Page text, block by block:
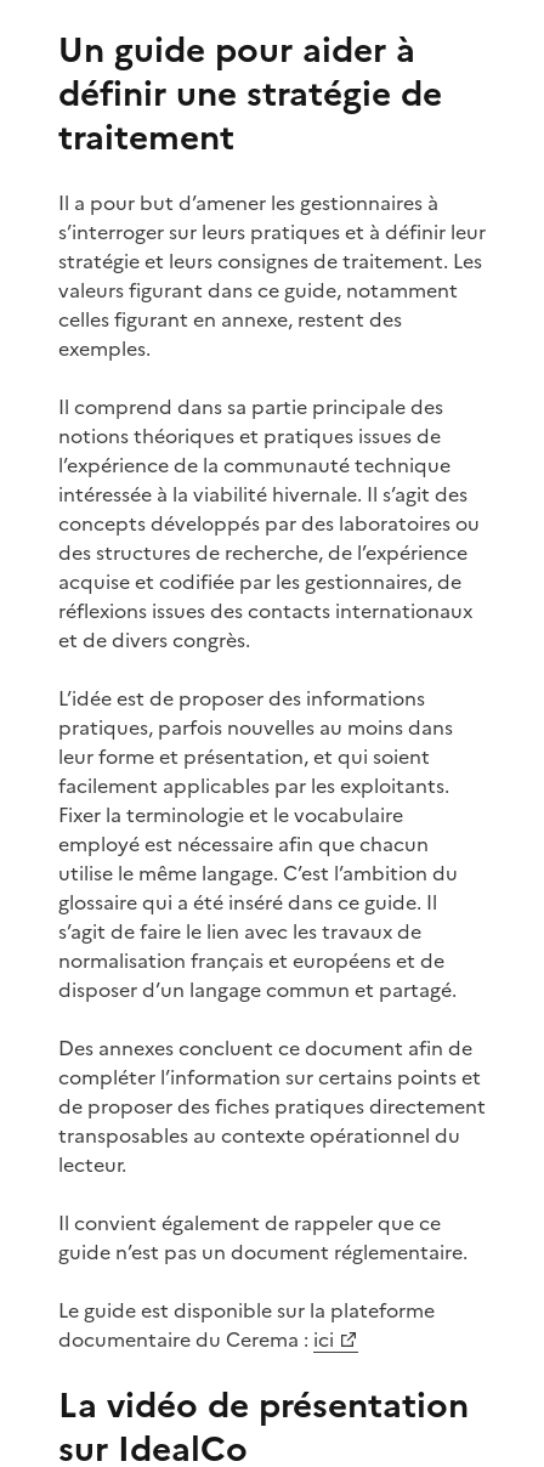
Un guide pour aider à
définir une stratégie de
traitement
Il a pour but d’amener les gestionnaires à
s’interroger sur leurs pratiques et à définir leur
stratégie et leurs consignes de traitement. Les
valeurs figurant dans ce guide, notamment
celles figurant en annexe, restent des
exemples.
Il comprend dans sa partie principale des
notions théoriques et pratiques issues de
l’expérience de la communauté technique
intéressée à la viabilité hivernale. Il s’agit des
concepts développés par des laboratoires ou
des structures de recherche, de l’expérience
acquise et codifiée par les gestionnaires, de
réflexions issues des contacts internationaux
et de divers congrès.
L’idée est de proposer des informations
pratiques, parfois nouvelles au moins dans
leur forme et présentation, et qui soient
facilement applicables par les exploitants.
Fixer la terminologie et le vocabulaire
employé est nécessaire afin que chacun
utilise le même langage. C’est l’ambition du
glossaire qui a été inséré dans ce guide. Il
s’agit de faire le lien avec les travaux de
normalisation français et européens et de
disposer d’un langage commun et partagé.
Des annexes concluent ce document afin de
compléter l’information sur certains points et
de proposer des fiches pratiques directement
transposables au contexte opérationnel du
lecteur.
Il convient également de rappeler que ce
guide n’est pas un document réglementaire.
Le guide est disponible sur la plateforme
documentaire du Cerema : ici
La vidéo de présentation
sur IdealCo